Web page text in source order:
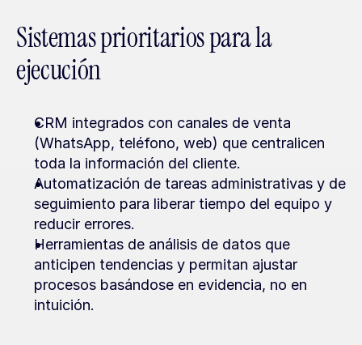
Sistemas prioritarios para la
ejecución
CRM integrados con canales de venta
(WhatsApp, teléfono, web) que centralicen
toda la información del cliente.
Automatización de tareas administrativas y de
seguimiento para liberar tiempo del equipo y
reducir errores.
Herramientas de análisis de datos que
anticipen tendencias y permitan ajustar
procesos basándose en evidencia, no en
intuición.